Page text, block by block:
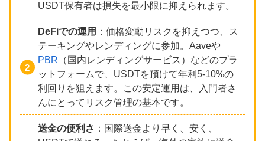
USDT保有者は損失を最小限に抑えられます。
DeFiでの運用 ：価格変動リスクを抑えつつ、ス
テーキングやレンディングに参加。Aaveや
PBR （国内レンディングサービス）などのプラ
ットフォームで、USDTを預けて年利5-10%の
利回りを狙えます。この安定運用は、入門者さ
んにとってリスク管理の基本です。
送金の便利さ ：国際送金より早く、安く、